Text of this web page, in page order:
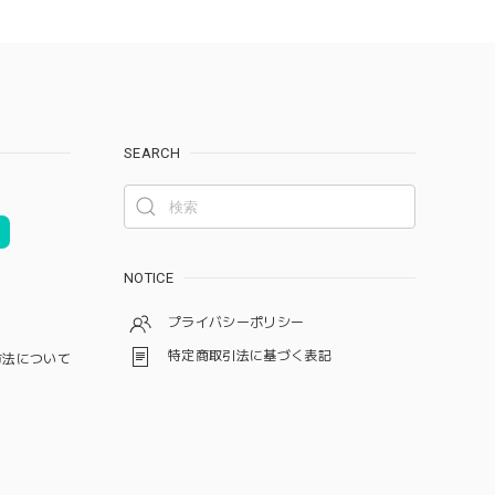
について
SEARCH
NOTICE
プライバシーポリシー
特定商取引法に基づく表記